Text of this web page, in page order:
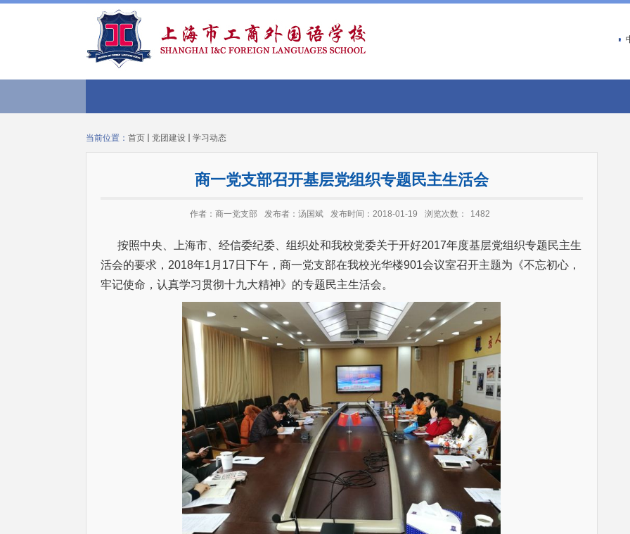
当前位置： 首页 党团建设 学习动态
商一党支部召开基层党组织专题民主生活会
作者：商一党支部 发布者：汤国斌 发布时间：2018-01-19 浏览次数： 1482
按照中央、上海市、经信委纪委、组织处和我校党委关于开好2017年度基层党组织专题民主生
活会的要求，2018年1月17日下午，商一党支部在我校光华楼901会议室召开主题为《不忘初心，
牢记使命，认真学习贯彻十九大精神》的专题民主生活会。